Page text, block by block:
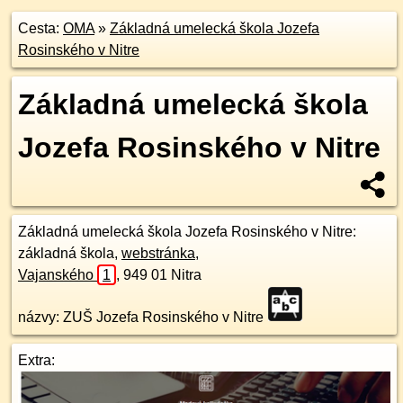
Cesta: OMA» Základná umelecká škola Jozefa
Rosinského v Nitre
Základná umelecká škola
Jozefa Rosinského v Nitre
Základná umelecká škola Jozefa Rosinského v Nitre:
základná škola, webstránka,
Vajanského
1 , 949 01 Nitra
názvy: ZUŠ Jozefa Rosinského v Nitre
Extra: